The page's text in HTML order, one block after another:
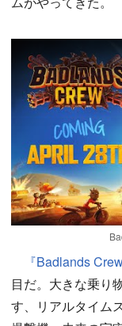
『Badlands Crew
目だ。大きな乗り
す、リアルタイム